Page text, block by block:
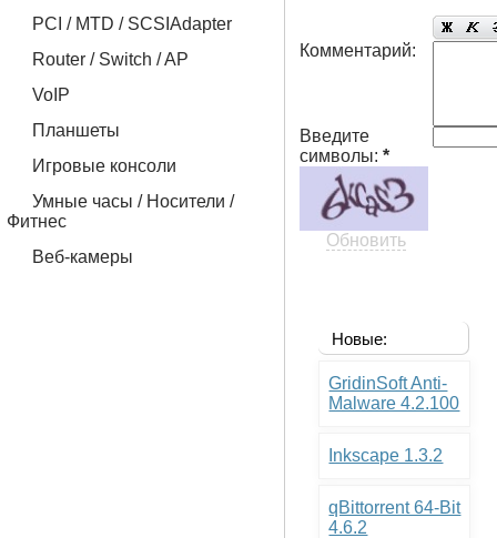
PCI / MTD / SCSIAdapter
Router / Switch / AP
VoIP
Планшеты
Игровые консоли
Умные часы / Носители /
Фитнес
Веб-камеры
Комментарий:
Введите
символы:*
Обновить
Новые:
GridinSoft Anti-
Malware 4.2.100
Inkscape 1.3.2
qBittorrent 64-Bit
4.6.2